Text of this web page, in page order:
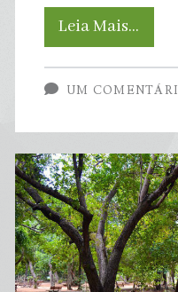
Leia Mais…
um
pode
se
UM